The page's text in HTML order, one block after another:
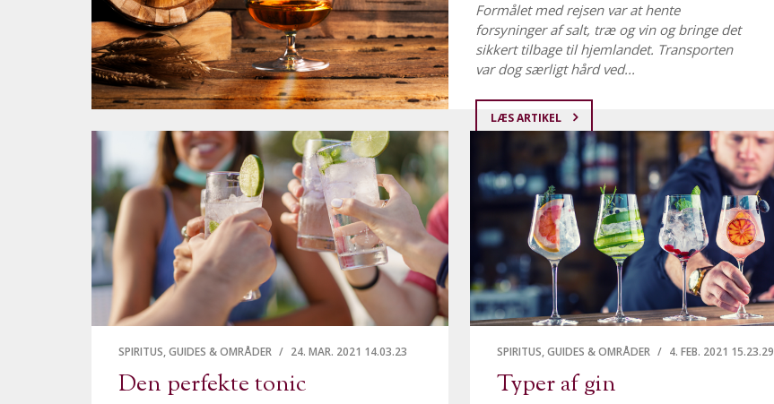
Formålet med rejsen var at hente
forsyninger af salt, træ og vin og bringe det
sikkert tilbage til hjemlandet. Transporten
var dog særligt hård ved...
LÆS ARTIKEL
SPIRITUS,GUIDES & OMRÅDER / 24. MAR. 2021 14.03.23
Den perfekte tonic
SPIRITUS,GUIDES & OMRÅDER / 4. FEB. 2021 15.23.29
Typer af gin